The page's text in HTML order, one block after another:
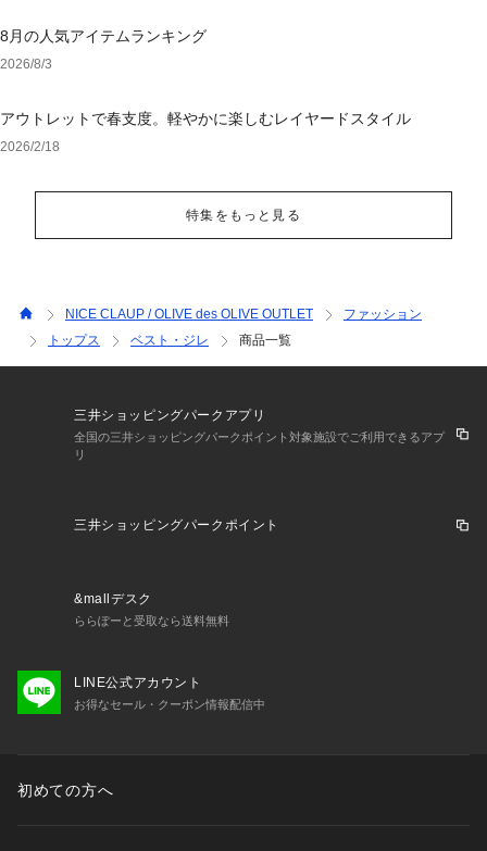
8月の人気アイテムランキング
2026/8/3
アウトレットで春支度。軽やかに楽しむレイヤードスタイル
2026/2/18
特集をもっと見る
NICE CLAUP / OLIVE des OLIVE OUTLET
ファッション
トップス
ベスト・ジレ 商品一覧
三井ショッピングパークアプリ
全国の三井ショッピングパークポイント対象施設でご利用できるアプ
リ
三井ショッピングパークポイント
&mallデスク
ららぽーと受取なら送料無料
LINE公式アカウント
お得なセール・クーポン情報配信中
初めての方へ